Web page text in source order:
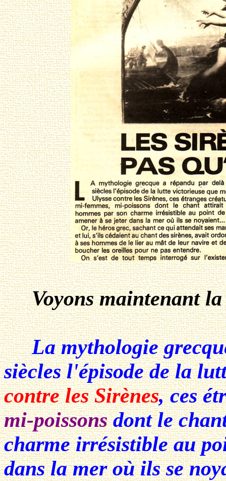
Voyons maintenant la
La mythologie
siècles l'épisode de la
contre les Sirènes, ces
mi-poissonsdont le
charme irrésistible au
dans la mer où ils se